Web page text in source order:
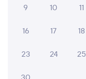
Отель Гостинка
1 ⁠824 ⁠₽
9 10 11
16 17 18
23 24 25